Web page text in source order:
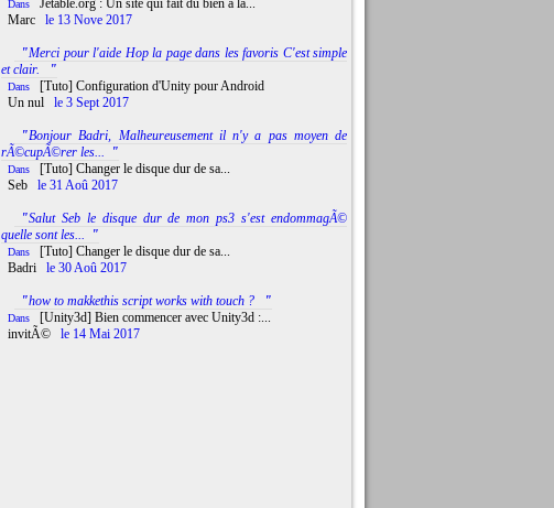
Dans
Jetable.org : Un site qui fait du bien à la...
Marc
le 13 Nove 2017
"Merci pour l'aide Hop la page dans les favoris C'est simple
et clair.
"
Dans
[Tuto] Configuration d'Unity pour Android
Un nul
le 3 Sept 2017
"Bonjour Badri, Malheureusement il n'y a pas moyen de
rÃ©cupÃ©rer les...
"
Dans
[Tuto] Changer le disque dur de sa...
Seb
le 31 Aoû 2017
"Salut Seb le disque dur de mon ps3 s'est endommagÃ©
quelle sont les...
"
Dans
[Tuto] Changer le disque dur de sa...
Badri
le 30 Aoû 2017
"how to makkethis script works with touch ? "
Dans
[Unity3d] Bien commencer avec Unity3d :...
invitÃ©
le 14 Mai 2017